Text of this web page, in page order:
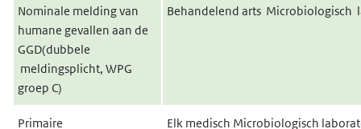
Nominale melding van
humane gevallen aan de
GGD(dubbele
meldingsplicht, WPG
groep C)
Behandelend arts Microbiologisch
Primaire
Elk medisch Microbiologisch